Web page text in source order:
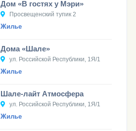
Дом «В гостях у Мэри»
Просвещенский тупик 2
Жилье
Дома «Шале»
ул. Российской Республики, 1Я/1
Жилье
Шале-лайт Атмосфера
ул. Российской Республики, 1Я/1
Жилье